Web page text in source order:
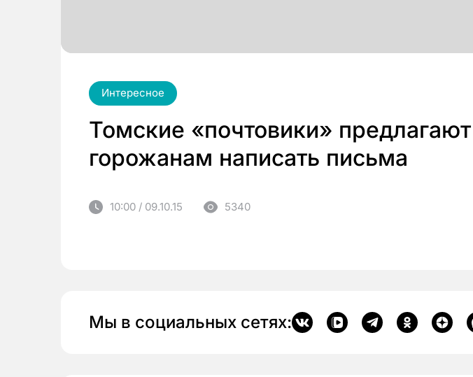
Интересное
Томские «почтовики» предлагают
горожанам написать письма
10:00 / 09.10.15 5340
Мы в социальных сетях: